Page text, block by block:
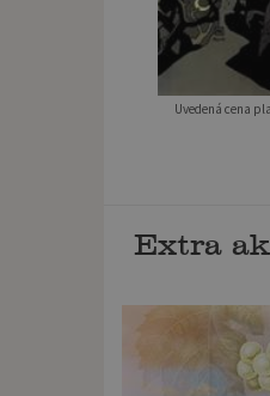
Uvedená cena
Extra